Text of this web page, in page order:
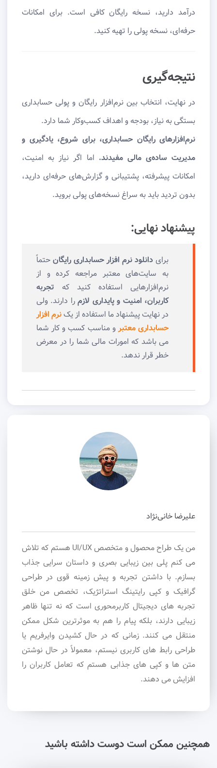
درآمد دارید، نسخه رایگان کافی است. برای امکانات
حرفه‌ای، نسخه پولی را تهیه کنید.
نتیجه‌گیری
در نهایت، انتخاب بین نرم‌افزار رایگان و پولی حسابداری
بستگی به نیاز، بودجه و اهداف کسب‌وکار شما دارد.
نرم‌افزارهای رایگان حسابداری، برای شروع، یادگیری و
مدیریت ساده‌ی مالی مفیدند. اما اگر نیاز به امنیت،
امکانات پیشرفته، پشتیبانی و گزارش‌های حرفه‌ای دارید،
بدون تردید باید به سراغ نسخه‌های پولی بروید.
پیشنهاد نهایی:
برای دانلود نرم افزار حسابداری رایگان حتماً
به سایت‌های معتبر مراجعه کرده و از
نرم‌افزارهایی استفاده کنید که تجربه
کاربران، امنیت و پایداری لازمرا دارند. ولی
در نهایت پیشنهاد ما استفاده از یکنرم افزار
حسابداری معتبرو مناسب کسب و کار شما
می باشد که امورات مالی شما را در معرض
خطر قرار ندهد.
علیرضا خانی‌نژاد
من یک طراح محصول و متخصص UI/UX هستم که تلاش
می کنم پلی بین زیبایی بصری و داستان سرایی جذاب
بسازم. با داشتن تجربه و پیش زمینه قوی در طراحی
گرافیک و کپی رایتینگ استراتژیک، تخصص من خلق
تجربه های دیجیتال کاربرمحوری است که نه تنها ظاهر
زیبایی دارند، بلکه پیام را هم به موثرترین شکل ممکن
منتقل می کنند. زمانی که در حال کشیدن وایرفریم یا
طراحی رابط های کاربری نیستم، معمولاً در حال نوشتن
متن ها و کپی های جذابی هستم که تعامل کاربران را
افزایش می دهند.
همچنین ممکن است دوست داشته باشید